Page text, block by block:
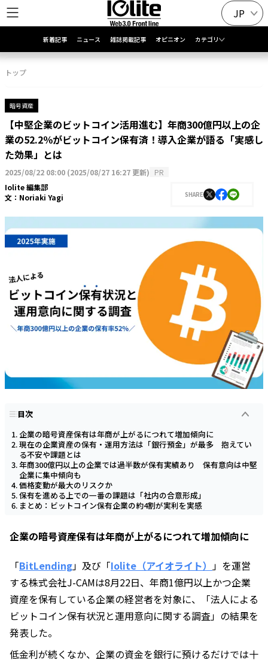
JP
新着記事 ニュース 雑誌掲載記事 オピニオン カテゴリ
トップ
暗号資産
【中堅企業のビットコイン活用進む】年商300億円以上の企
業の52.2％がビットコイン保有済！導入企業が語る「実感し
た効果」とは
2025/08/22 08:00 (2025/08/27 16:27 更新) PR
Iolite 編集部
文： Noriaki Yagi SHARE
目次
企業の暗号資産保有は年商が上がるにつれて増加傾向に
現在の企業資産の保有・運用方法は「銀行預金」が最多 抱えてい
る不安や課題とは
年商300億円以上の企業では過半数が保有実績あり 保有意向は中堅
企業に集中傾向も
価格変動が最大のリスクか
保有を進める上での一番の課題は「社内の合意形成」
まとめ：ビットコイン保有企業の約4割が実利を実感
企業の暗号資産保有は年商が上がるにつれて増加傾向に
「BitLending」及び「Iolite（アイオライト） 」を運営
する株式会社J-CAMは8月22日、年商1億円以上かつ企業
資産を保有している企業の経営者を対象に、「法人による
ビットコイン保有状況と運用意向に関する調査」の結果を
発表した。
低金利が続くなか、企業の資金を銀行に預けるだけでは十